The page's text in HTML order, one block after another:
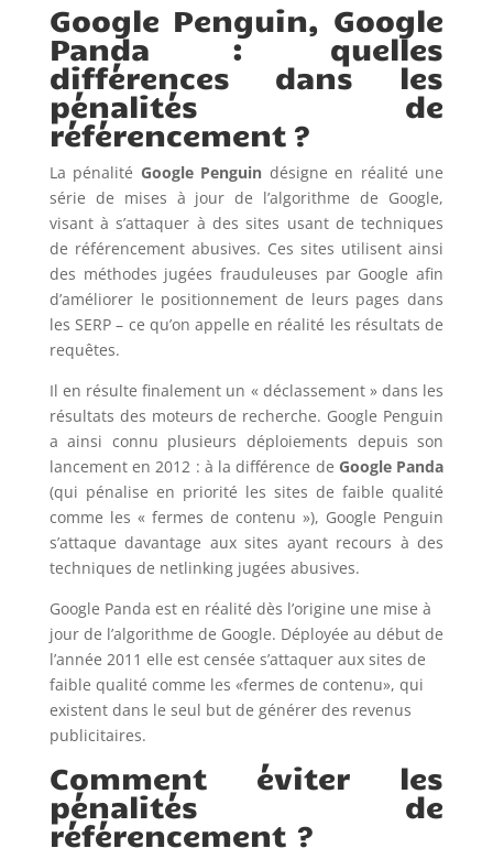
Google Penguin, Google
Panda : quelles
différences dans les
pénalités de
référencement ?
La pénalité Google Penguin désigne en réalité une
série de mises à jour de l’algorithme de Google,
visant à s’attaquer à des sites usant de techniques
de référencement abusives. Ces sites utilisent ainsi
des méthodes jugées frauduleuses par Google afin
d’améliorer le positionnement de leurs pages dans
les SERP – ce qu’on appelle en réalité les résultats de
requêtes.
Il en résulte finalement un « déclassement » dans les
résultats des moteurs de recherche. Google Penguin
a ainsi connu plusieurs déploiements depuis son
lancement en 2012 : à la différence de Google Panda
(qui pénalise en priorité les sites de faible qualité
comme les « fermes de contenu »), Google Penguin
s’attaque davantage aux sites ayant recours à des
techniques de netlinking jugées abusives.
Google Panda est en réalité dès l’origine une mise à
jour de l’algorithme de Google. Déployée au début de
l’année 2011 elle est censée s’attaquer aux sites de
faible qualité comme les «fermes de contenu», qui
existent dans le seul but de générer des revenus
publicitaires.
Comment éviter les
pénalités de
référencement ?